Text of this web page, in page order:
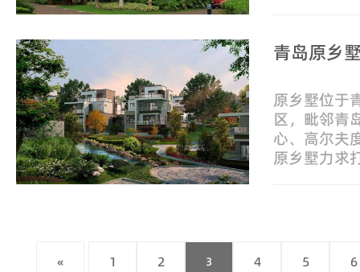
青岛原乡
原乡墅位于
区，毗邻青
心、高尔夫
原乡墅力求
« 1 2 3 4 5 6